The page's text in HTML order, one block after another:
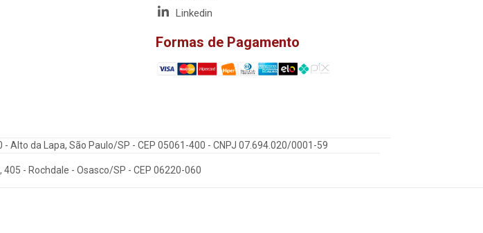
Linkedin
Formas de Pagamento
Alto da Lapa, São Paulo/SP - CEP 05061-400 - CNPJ 07.694.020/0001-59
- Rochdale - Osasco/SP - CEP 06220-060